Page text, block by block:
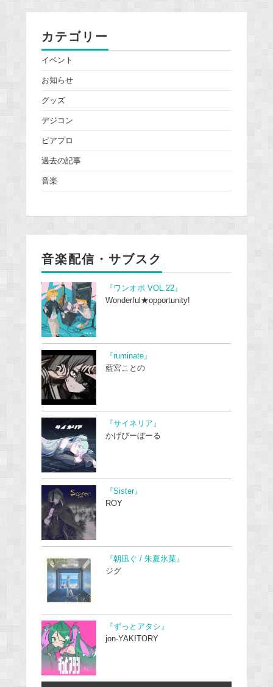
カテゴリー
イベント
お知らせ
グッズ
デジコン
ピアプロ
過去の記事
音楽
音楽配信・サブスク
『ワンオポ VOL.22』
Wonderful★opportunity!
『ruminate』
藍宮ことの
『サイネリア』
かげぴーぼーる
『Sister』
ROY
『朝凪ぐ / 朱夏氷菓』
ジグ
『ずっとアタシ』
jon-YAKITORY